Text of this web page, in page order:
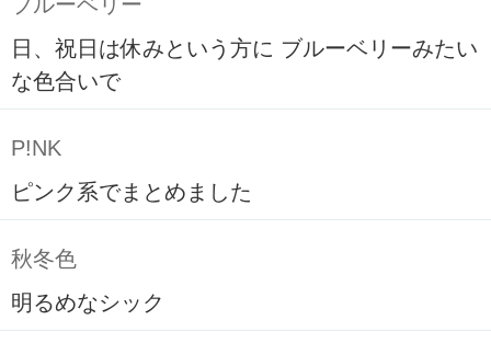
日、祝日は休みという方に ブルーベリーみたい
な色合いで
P!NK
ピンク系でまとめました
秋冬色
明るめなシック